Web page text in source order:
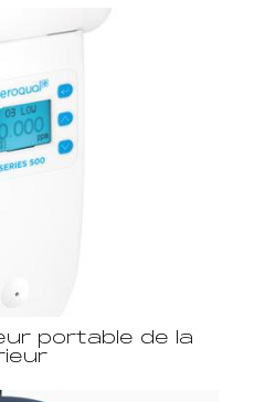
portable de la